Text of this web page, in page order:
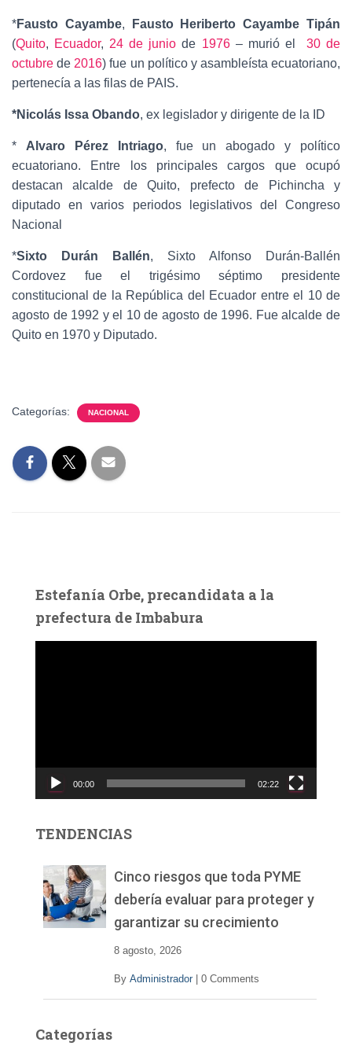
*Fausto Cayambe,
Fausto Heriberto Cayambe Tipán
(Quito, Ecuador, 24 de junio de 1976– murió el 30 de
octubre de 2016) fue un político y asambleísta ecuatoriano,
pertenecía a las filas de PAIS.
*Nicolás Issa Obando, ex legislador y dirigente de la ID
* Alvaro Pérez Intriago, fue un abogado y político
ecuatoriano. Entre los principales cargos que ocupó
destacan alcalde de Quito, prefecto de Pichincha y
diputado en varios periodos legislativos del Congreso
Nacional
*Sixto Durán Ballén, Sixto Alfonso Durán-Ballén
Cordovez fue el trigésimo séptimo presidente
constitucional de la República del Ecuador entre el 10 de
agosto de 1992 y el 10 de agosto de 1996. Fue alcalde de
Quito en 1970 y Diputado.
Categorías: NACIONAL
Estefanía Orbe, precandidata a la
prefectura de Imbabura
c
d
00:00 02:22
TENDENCIAS
Cinco riesgos que toda PYME
debería evaluar para proteger y
garantizar su crecimiento
8 agosto, 2026
By Administrador 0 Comments
Categorías